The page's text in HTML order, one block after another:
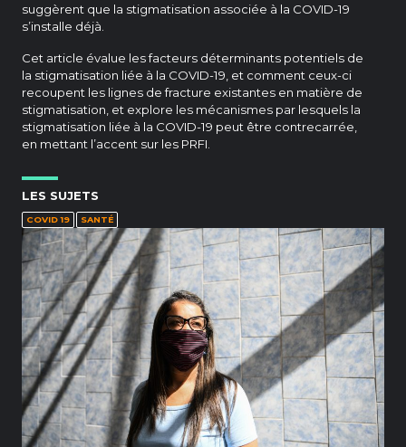
suggèrent que la stigmatisation associée à la COVID-19
s’installe déjà.
Cet article évalue les facteurs déterminants potentiels de
la stigmatisation liée à la COVID-19, et comment ceux-ci
recoupent les lignes de fracture existantes en matière de
stigmatisation, et explore les mécanismes par lesquels la
stigmatisation liée à la COVID-19 peut être contrecarrée,
en mettant l’accent sur les PRFI.
LES SUJETS
COVID 19 SANTÉ